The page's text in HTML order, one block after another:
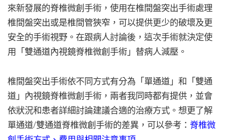
來新發展的脊椎微創手術，使用在椎間盤突出手術處理
椎間盤突出或是椎間管狹窄，可以提供更少的破壞及更
安全的手術視野。在跟病人討論後，這次手術就決定使
用「雙通道內視鏡脊椎微創手術」替病人減壓。
椎間盤突出手術依不同方式有分為「單通道」和「雙通
道」內視鏡脊椎微創手術，兩者我同時都有提供，並會
依狀況和患者詳細討論建議合適的治療方式。想更了解
單通道/雙通道脊椎微創手術的差異，可以參考： 脊椎微